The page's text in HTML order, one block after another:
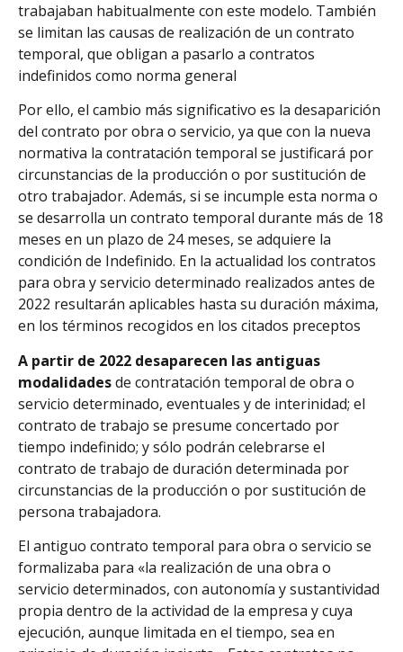
trabajaban habitualmente con este modelo. También
se limitan las causas de realización de un contrato
temporal, que obligan a pasarlo a contratos
indefinidos como norma general
Por ello, el cambio más significativo es la desaparición
del contrato por obra o servicio, ya que con la nueva
normativa la contratación temporal se justificará por
circunstancias de la producción o por sustitución de
otro trabajador. Además, si se incumple esta norma o
se desarrolla un contrato temporal durante más de 18
meses en un plazo de 24 meses, se adquiere la
condición de Indefinido. En la actualidad los contratos
para obra y servicio determinado realizados antes de
2022 resultarán aplicables hasta su duración máxima,
en los términos recogidos en los citados preceptos
A partir de 2022 desaparecen las antiguas
modalidadesde contratación temporal de obra o
servicio determinado, eventuales y de interinidad; el
contrato de trabajo se presume concertado por
tiempo indefinido; y sólo podrán celebrarse el
contrato de trabajo de duración determinada por
circunstancias de la producción o por sustitución de
persona trabajadora.
El antiguo contrato temporal para obra o servicio se
formalizaba para «la realización de una obra o
servicio determinados, con autonomía y sustantividad
propia dentro de la actividad de la empresa y cuya
ejecución, aunque limitada en el tiempo, sea en